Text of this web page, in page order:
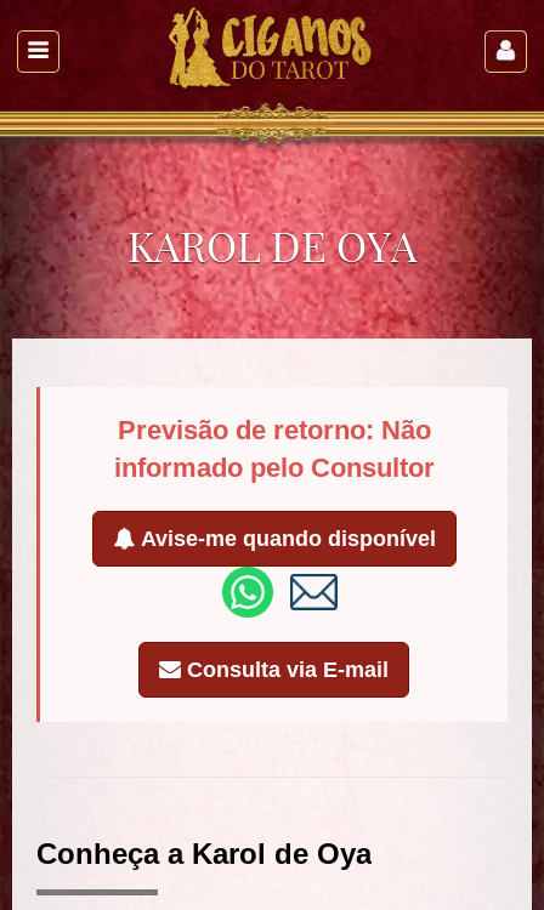
KAROL DE OYA
Previsão de retorno: Não
informado pelo Consultor
Avise-me quando disponível
Consulta via E-mail
Conheça a Karol de Oya